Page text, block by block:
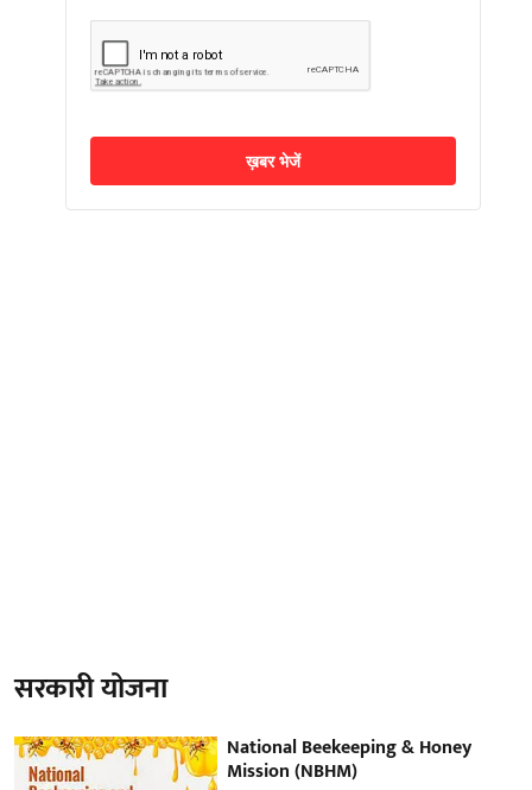
ख़बर भेजें
सरकारी योजना
National Beekeeping & Honey
Mission (NBHM)